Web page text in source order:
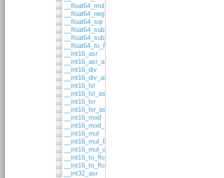
__float64_mul_asgn
__float64_neg
__float64_sqr
__float64_sub
__float64_sub_asgn
__float64_to_float32
__int16_asr
__int16_asr_asgn
__int16_div
__int16_div_asgn
__int16_lsl
__int16_lsl_asgn
__int16_lsr
__int16_lsr_asgn
__int16_mod
__int16_mod_asgn
__int16_mul
__int16_mul_8x8
__int16_mul_asgn
__int16_to_float32
__int16_to_float64
__int32_asr